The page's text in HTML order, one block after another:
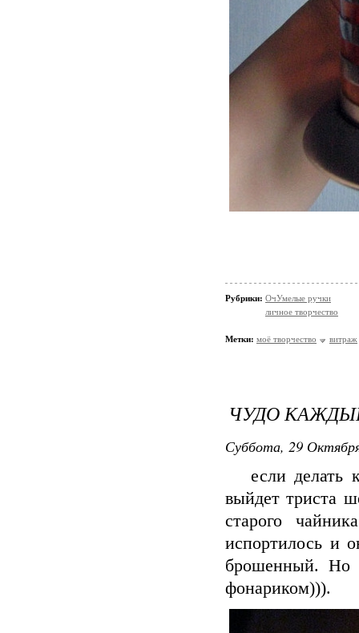
Рубрики: ОчУмелые ручки
личное творчество
Метки: моё творчество витраж
ЧУДО
Суббота, 29
если делать
выйдет триста
старого
испортилось и
брошенный. Но
фонариком))).